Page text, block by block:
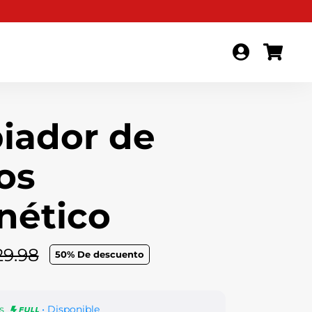
de
50% De descuento
• Disponible